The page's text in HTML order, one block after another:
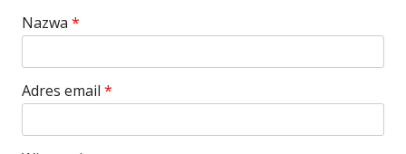
Nazwa *
Adres email *